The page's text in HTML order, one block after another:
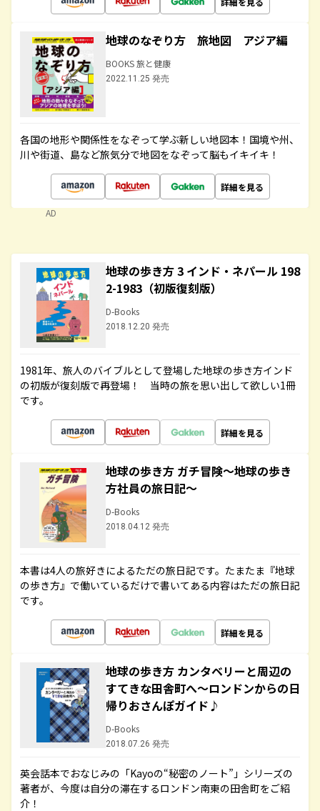
地球のなぞり方 旅地図 アジア編
BOOKS 旅と健康
2022.11.25 発売
各国の地形や関係性をなぞって学ぶ新しい地図本！国境や州、
川や街道、島など旅気分で地図をなぞって脳もイキイキ！
詳細を見る
AD
地球の歩き方 3 インド・ネパール 198
2-1983（初版復刻版）
D-Books
2018.12.20 発売
1981年、旅人のバイブルとして登場した地球の歩き方インド
の初版が復刻版で再登場！ 当時の旅を思い出して欲しい1冊
です。
詳細を見る
地球の歩き方 ガチ冒険～地球の歩き
方社員の旅日記～
D-Books
2018.04.12 発売
本書は4人の旅好きによるただの旅日記です。たまたま『地球
の歩き方』で働いているだけで書いてある内容はただの旅日記
です。
詳細を見る
地球の歩き方 カンタベリーと周辺の
すてきな田舎町へ～ロンドンからの日
帰りおさんぽガイド♪
D-Books
2018.07.26 発売
英会話本でおなじみの「Kayoの“秘密のノート”」シリーズの
著者が、今度は自分の滞在するロンドン南東の田舎町をご紹
介！